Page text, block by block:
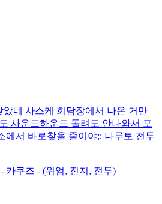
았네 사스케 회담장에서 나온 거만
사운드하운드 돌려도 안나와서 포
에서 바로찾을 줄이야;; 나루토 전투
카쿠즈 - (위엄, 진지, 전투)